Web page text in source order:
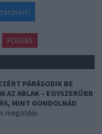
FOGYÁS
PÁRÁSODIK BE
AZ ABLAK – EGYSZERŰBB
MINT GONDOLNÁD
megoldás